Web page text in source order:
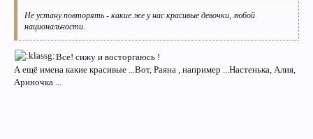
Не устану повторять - какие же у нас красивые девочки, любой
национальности.
Все! сижу и восторгаюсь !
А ещё имена какие красивые ...Вот, Раяна , например ...Настенька, Алия,
Ариночка ...